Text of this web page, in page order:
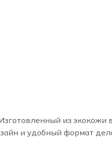
из экокожи
и удобный формат